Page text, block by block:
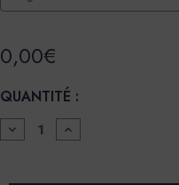
0,00€
QUANTITÉ :
DIMINUER
LA
AUGMENTER
LA